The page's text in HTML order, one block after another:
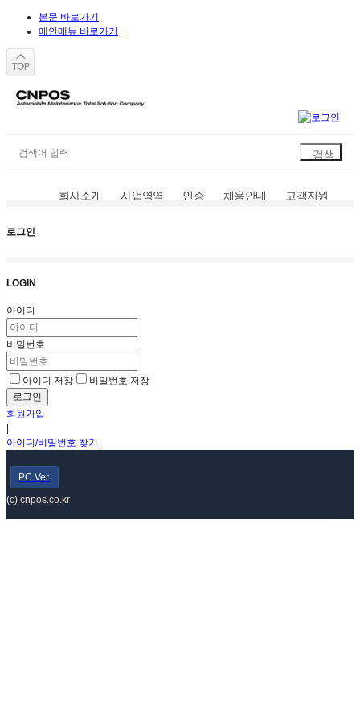
본문 바로가기
메인메뉴 바로가기
회사소개 사업영역 인증 채용안내 고객지원
로그인
LOGIN
아이디
비밀번호
아이디 저장 비밀번호 저장
회원가입
아이디/비밀번호 찾기
PC Ver.
(c) cnpos.co.kr